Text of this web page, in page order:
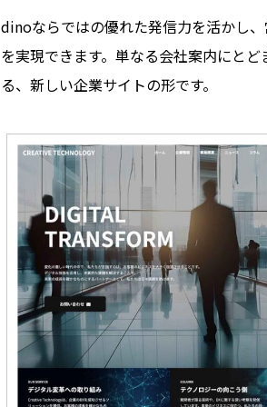
dinoならではの優れた発信力を活かし
を実現できます。単なる会社案内にと
る、新しい企業サイトの形です。